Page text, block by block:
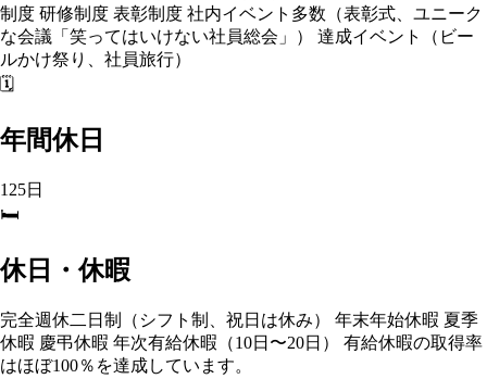
制度 研修制度 表彰制度 社内イベント多数（表彰式、ユニーク
な会議「笑ってはいけない社員総会」） 達成イベント（ビー
ルかけ祭り、社員旅行）
🗓️
年間休日
125日
🛏️
休日・休暇
完全週休二日制（シフト制、祝日は休み） 年末年始休暇 夏季
休暇 慶弔休暇 年次有給休暇（10日〜20日） 有給休暇の取得率
はほぼ100％を達成しています。